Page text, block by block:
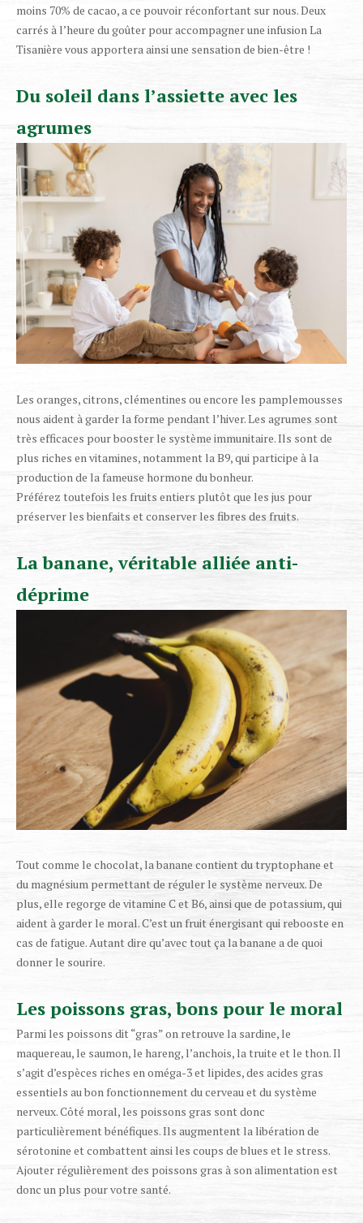
moins 70% de cacao, a ce pouvoir réconfortant sur nous. Deux
carrés à l’heure du goûter pour accompagner une infusion La
Tisanière vous apportera ainsi une sensation de bien-être !
Du soleil dans l’assiette avec les
agrumes
Les oranges, citrons, clémentines ou encore les pamplemousses
nous aident à garder la forme pendant l’hiver. Les agrumes sont
très efficaces pour booster le système immunitaire. Ils sont de
plus riches en vitamines, notamment la B9, qui participe à la
production de la fameuse hormone du bonheur.
Préférez toutefois les fruits entiers plutôt que les jus pour
préserver les bienfaits et conserver les fibres des fruits.
La banane, véritable alliée anti-
déprime
Tout comme le chocolat, la banane contient du tryptophane et
du magnésium permettant de réguler le système nerveux. De
plus, elle regorge de vitamine C et B6, ainsi que de potassium, qui
aident à garder le moral. C’est un fruit énergisant qui rebooste en
cas de fatigue. Autant dire qu’avec tout ça la banane a de quoi
donner le sourire.
Les poissons gras, bons pour le moral
Parmi les poissons dit “gras” on retrouve la sardine, le
maquereau, le saumon, le hareng, l’anchois, la truite et le thon. Il
s’agit d’espèces riches en oméga-3 et lipides, des acides gras
essentiels au bon fonctionnement du cerveau et du système
nerveux. Côté moral, les poissons gras sont donc
particulièrement bénéfiques. Ils augmentent la libération de
sérotonine et combattent ainsi les coups de blues et le stress.
Ajouter régulièrement des poissons gras à son alimentation est
donc un plus pour votre santé.